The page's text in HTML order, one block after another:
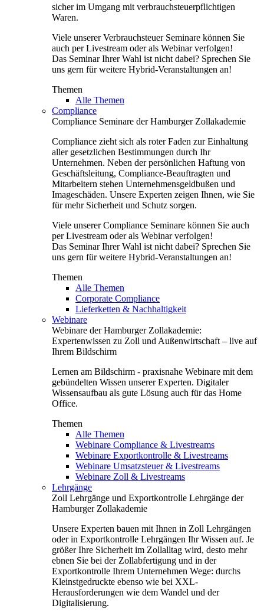
sicher im Umgang mit verbrauchsteuerpflichtigen
Waren.
Viele unserer Verbrauchsteuer Seminare können Sie
auch per Livestream oder als Webinar verfolgen!
Das Seminar Ihrer Wahl ist nicht dabei? Sprechen Sie
uns gern für weitere Hybrid-Veranstaltungen an!
Themen
Alle Themen
Compliance
Compliance Seminare der Hamburger Zollakademie
Compliance zieht sich als roter Faden zur Einhaltung
aller gesetzlichen Bestimmungen durch Ihr
Unternehmen. Neben der persönlichen Haftung von
Geschäftsleitung, Compliance-Beauftragten und
Mitarbeitern stehen Unternehmensgeldbußen und
Imageschäden. Unsere Experten zeigen Ihnen, wie Sie
für mehr Sicherheit und Schutz sorgen.
Viele unserer Compliance Seminare können Sie auch
per Livestream oder als Webinar verfolgen!
Das Seminar Ihrer Wahl ist nicht dabei? Sprechen Sie
uns gern für weitere Hybrid-Veranstaltungen an!
Themen
Alle Themen
Corporate Compliance
Lieferketten & Nachhaltigkeit
Webinare
Webinare der Hamburger Zollakademie:
Expertenwissen zu Zoll und Außenwirtschaft – live auf
Ihrem Bildschirm
Lernen am Bildschirm - praxisnahe Webinare mit dem
gebündelten Wissen unserer Experten. Digitaler
Wissensaufbau als gute Lösung auch für das Home
Office.
Themen
Alle Themen
Webinare Compliance & Livestreams
Webinare Exportkontrolle & Livestreams
Webinare Umsatzsteuer & Livestreams
Webinare Zoll & Livestreams
Lehrgänge
Zoll Lehrgänge und Exportkontrolle Lehrgänge der
Hamburger Zollakademie
Unsere Experten bauen mit Ihnen in Zoll Lehrgängen
oder in Exportkontrolle Lehrgängen Ihr Wissen auf. Je
größer Ihre Sicherheit im Zollalltag wird, desto mehr
ebnen Sie bei der Zollabfertigung und in der
Exportkontrolle Ihrem Unternehmen Wege: durchs
Kleinstgedruckte ebenso wie bei XXL-
Herausforderungen wie dem Wandel und der
Digitalisierung.